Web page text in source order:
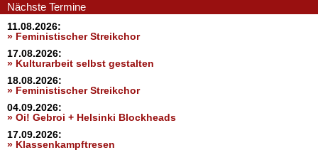
Nächste Termine
11.08.2026:
» Feministischer Streikchor
17.08.2026:
» Kulturarbeit selbst gestalten
18.08.2026:
» Feministischer Streikchor
04.09.2026:
» Oi! Gebroi + Helsinki Blockheads
17.09.2026:
» Klassenkampftresen